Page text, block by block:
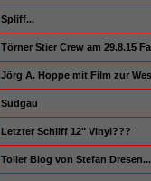
Spliff...
Törner Stier Crew am 29.8.15
Jörg A. Hoppe mit Film zur
Südgau
Letzter Schliff 12" Vinyl???
Toller Blog von Stefan